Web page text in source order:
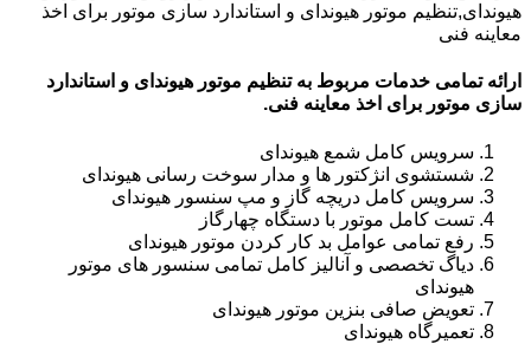
هیوندای,تنظیم موتور هیوندای و استاندارد سازی موتور برای اخذ
معاینه فنی
ارائه تمامی خدمات مربوط به تنظیم موتور هیوندای و استاندارد
سازی موتور برای اخذ معاینه فنی.
سرویس کامل شمع هیوندای
شستشوی انژکتور ها و مدار سوخت رسانی هیوندای
سرویس کامل دریچه گاز و مپ سنسور هیوندای
تست کامل موتور با دستگاه چهارگاز
رفع تمامی عوامل بد کار کردن موتور هیوندای
دیاگ تخصصی و آنالیز کامل تمامی سنسور های موتور
هیوندای
تعویض صافی بنزین موتور هیوندای
تعمیرگاه هیوندای